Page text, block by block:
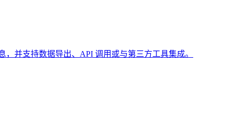
并支持数据导出、API 调用或与第三方工具集成。